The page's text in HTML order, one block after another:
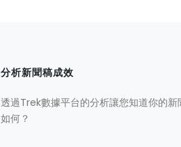
分析新聞稿成效
透過Trek數據平台的分析讓您知道你的新
如何？